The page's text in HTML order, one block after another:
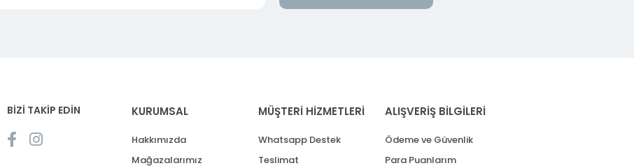
BİZİ TAKİP EDİN KURUMSAL
Hakkımızda
Mağazalarımız
MÜŞTERİ HİZMETLERİ
Whatsapp Destek
Teslimat
ALIŞVERİŞ BİLGİLERİ
Ödeme ve Güvenlik
Para Puanlarım